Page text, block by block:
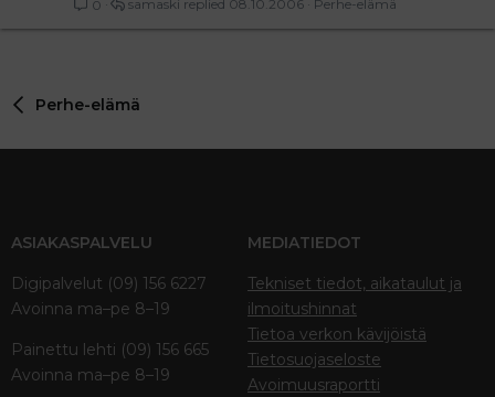
0
Perhe-elämä
08.10.2006
samaski
Perhe-elämä
ASIAKASPALVELU
Digipalvelut (09) 156 6227
Avoinna ma–pe 8–19
Painettu lehti (09) 156 665
Avoinna ma–pe 8–19
MEDIATIEDOT
Tekniset tiedot, aikataulut ja
ilmoitushinnat
Tietoa verkon kävijöistä
Tietosuojaseloste
Avoimuusraportti